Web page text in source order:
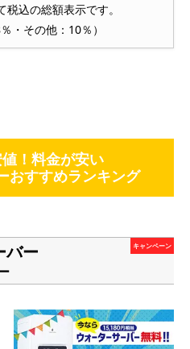
税込の総額表示です。
・その他：10％）
！料金が安い
おすすめランキング
バー キャンペーン